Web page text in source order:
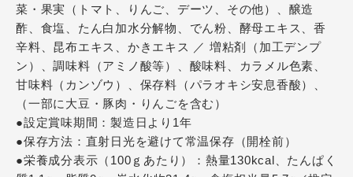
菜・果実（トマト、りんご、デーツ、その他）、醸造
酢、食塩、たん白加水分解物、でん粉、酵母エキス、香
辛料、昆布エキス、かきエキス ／ 増粘剤（加工デンプ
ン）、調味料（アミノ酸等）、酸味料、カラメル色素、
甘味料（カンゾウ）、保存料（パラオキシ安息香酸）、
（一部に大豆・豚肉・りんごを含む）
●設定賞味期間：製造日より1年
●保存方法：直射日光を避けて常温保存（開栓前）
●栄養成分表示（100ｇあたり）：熱量130kcal、たんぱく